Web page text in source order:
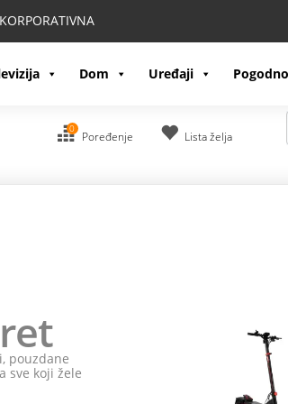
KORPORATIVNA
Dom Uređaji
0
Poređenje Lista želja
pouzdane
sve koji žele